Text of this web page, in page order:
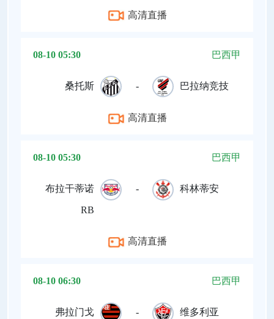
高清直播
08-10 05:30 巴西甲
桑托斯 - 巴拉纳竞技
高清直播
08-10 05:30 巴西甲
布拉干蒂诺
RB
- 科林蒂安
高清直播
08-10 06:30 巴西甲
弗拉门戈 - 维多利亚